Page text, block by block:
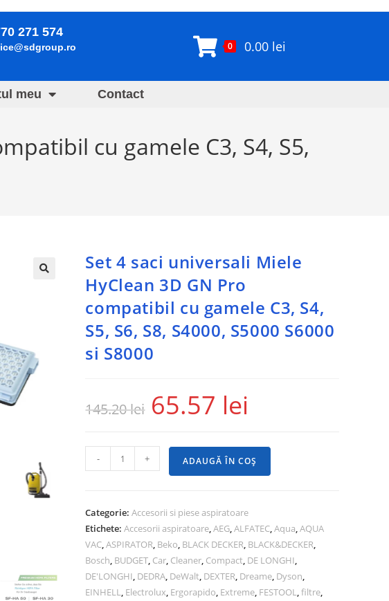
271 574
0 0.00 lei
meu Contact
cu gamele C3, S4, S5,
Set 4 saci universali Miele
HyClean 3D GN Pro
compatibil cu gamele C3, S4,
S5, S6, S8, S4000, S5000 S6000
si S8000
145.20lei 65.57 lei
- + ADAUGĂ ÎN COȘ
Categorie:Accesorii si piese aspiratoare
Etichete:Accesorii aspiratoare,AEG,ALFATEC,Aqua,AQUA
VAC,ASPIRATOR, Beko, BLACK DECKER, BLACK&DECKER,
Bosch, BUDGET, Car, Cleaner, Compact, DE LONGHI,
DE'LONGHI, DEDRA, DeWalt, DEXTER, Dreame, Dyson,
EINHELL, Electrolux, Ergorapido, Extreme, FESTOOL,filtre,